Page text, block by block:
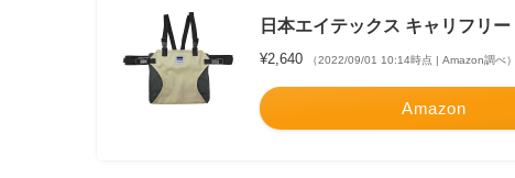
日本エイテックス キャリフリ
¥2,640 （2022/09/01 10:14時点 | Amazon調べ）
Amazon